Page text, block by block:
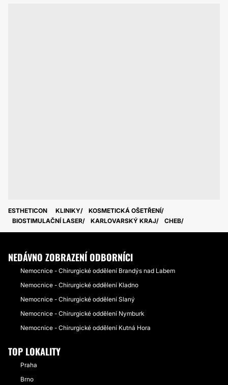
ESTHETICON KLINIKY
KOSMETICKÁ OŠETŘENÍ
BIOSTIMULAČNÍ LASER
KARLOVARSKÝ KRAJ CHEB
NEDÁVNO ZOBRAZENÍ ODBORNÍCI
Nemocnice - Chirurgické oddělení Brandýs nad Labem
Nemocnice - Chirurgické oddělení Kladno
Nemocnice - Chirurgické oddělení Slaný
Nemocnice - Chirurgické oddělení Nymburk
Nemocnice - Chirurgické oddělení Kutná Hora
TOP LOKALITY
Praha
Brno